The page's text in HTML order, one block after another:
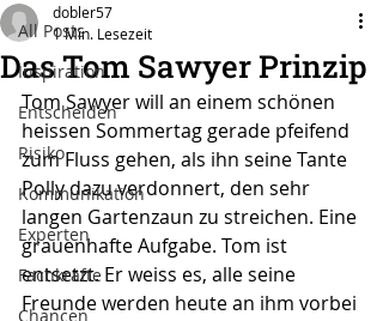
All Posts
Inspiration
Entscheiden
Risiko
Kommunikation
Experten
Fachkräfte
Chancen
Das Tom Sawyer Prinzip
dobler57
1 Min. Lesezeit
Tom Sawyer will an einem schönen
heissen Sommertag gerade pfeifend
zum Fluss gehen, als ihn seine Tante
Polly dazu verdonnert, den sehr
langen Gartenzaun zu streichen. Eine
grauenhafte Aufgabe. Tom ist
entsetzt. Er weiss es, alle seine
Freunde werden heute an ihm vorbei